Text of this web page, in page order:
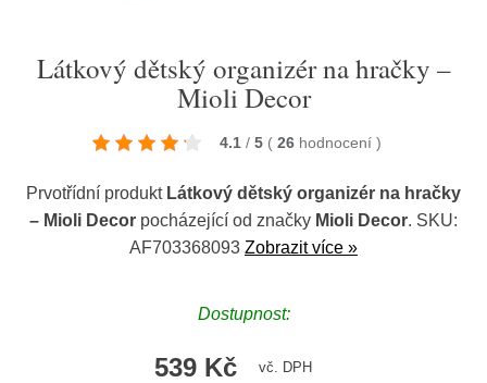
Látkový dětský organizér na hračky –
Mioli Decor
4.1 / 5 ( 26 hodnocení )
Prvotřídní produkt Látkový dětský organizér na hračky
– Mioli Decor pocházející od značky Mioli Decor. SKU:
AF703368093 Zobrazit více »
Dostupnost:
539 Kč vč. DPH